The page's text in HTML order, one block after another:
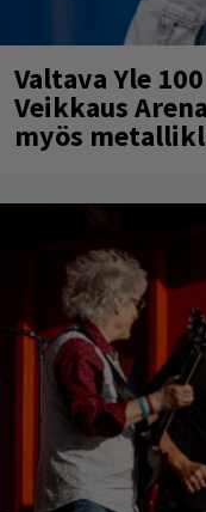
Valtava Yle
Veikkaus
myös